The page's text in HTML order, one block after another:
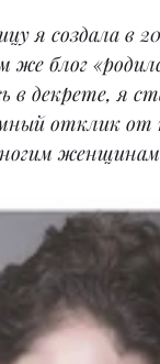
я создала в
блог
в декрете, я
отклик от
женщинам